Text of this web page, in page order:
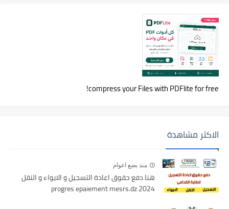
compress your Files with PDFlite for free!
الاكثر مشاهدة
منذ بضع اعوام
هنا دفع حقوق اعادة التسجيل و الايواء و النقل
2024 progres epaiement mesrs.dz